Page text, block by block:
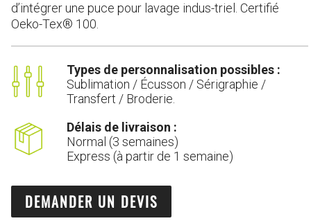
d’intégrer une puce pour lavage indus-triel. Certifié
Oeko-Tex® 100.
Types de personnalisation possibles :
Sublimation / Écusson / Sérigraphie /
Transfert / Broderie.
Délais de livraison :
Normal (3 semaines)
Express (à partir de 1 semaine)
DEMANDER UN DEVIS